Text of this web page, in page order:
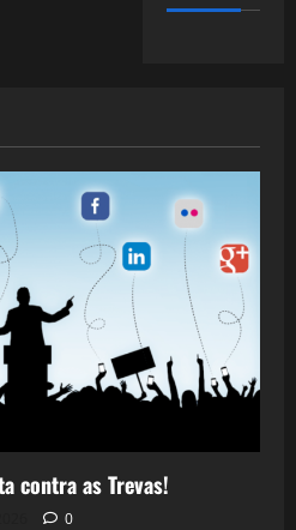
contra as Trevas!
0